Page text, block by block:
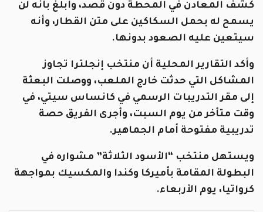
كشف المعادن في المحطة دون قصد، وأبلغ بأنه لن
يسمح له بحمل السكاكين على متن القطار، وأنه
سيتعين عليه الصعود بدونها.
وأكد التقارير المحلية أن منتخب إنجلترا تجاوز
المشاكل التي حدثت خارج الملعب، ووصلت البعثة
إلى مقر التدريبات الرسمي في كانساس سيتي، في
وقت متأخر من يوم السبت، وأجرى الفريق حصة
تدريبية مفتوحة أمام الجماهير.
ويستهل منتخب “الأسود الثلاثة” مشواره في
البطولة المقامة بأميركا وكندا والمكسيك بمواجهة
كرواتيا، يوم الأربعاء.